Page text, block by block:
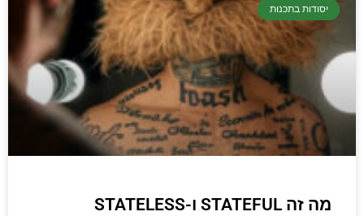
יסודות בתכנות
מה זה STATEFUL ו-STATELESS